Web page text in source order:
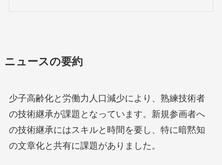
ニュースの要約
少子高齢化と労働力人口減少により、熟練技術者
の技術継承が課題となっています。新規参画者へ
の技術継承にはスキルと時間を要し、特に暗黙知
の文章化と共有に課題がありました。